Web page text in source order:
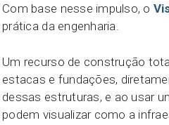
Com base nesse impulso, o
prática da engenharia.
Um recurso de construção
estacas e fundações,
dessas estruturas, e ao usar
podem visualizar como a